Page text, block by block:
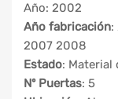
Año: 2002
Año fabricación:
2007 2008
Estado: Material
Nº Puertas: 5